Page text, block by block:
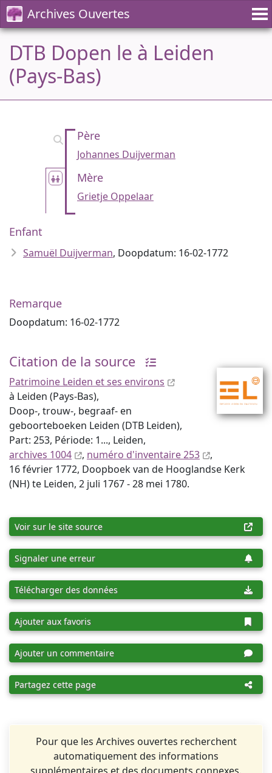
Archives Ouvertes
DTB Dopen le à Leiden
(Pays-Bas)
Père
Johannes Duijverman
Mère
Grietje Oppelaar
Enfant
Samuël Duijverman, Doopdatum: 16-02-1772
Remarque
Doopdatum: 16-02-1772
Citation de la source
Patrimoine Leiden et ses environs
à Leiden (Pays-Bas),
Doop-, trouw-, begraaf- en
geboorteboeken Leiden (DTB Leiden),
Part: 253, Période: 1..., Leiden,
archives 1004
, numéro d'inventaire 253
,
16 février 1772, Doopboek van de Hooglandse Kerk
(NH) te Leiden, 2 juli 1767 - 28 mei 1780.
Voir sur le site source
Signaler une erreur
Télécharger des données
Ajouter aux favoris
Ajouter un commentaire
Partagez cette page
Pour que les Archives ouvertes recherchent
automatiquement des informations